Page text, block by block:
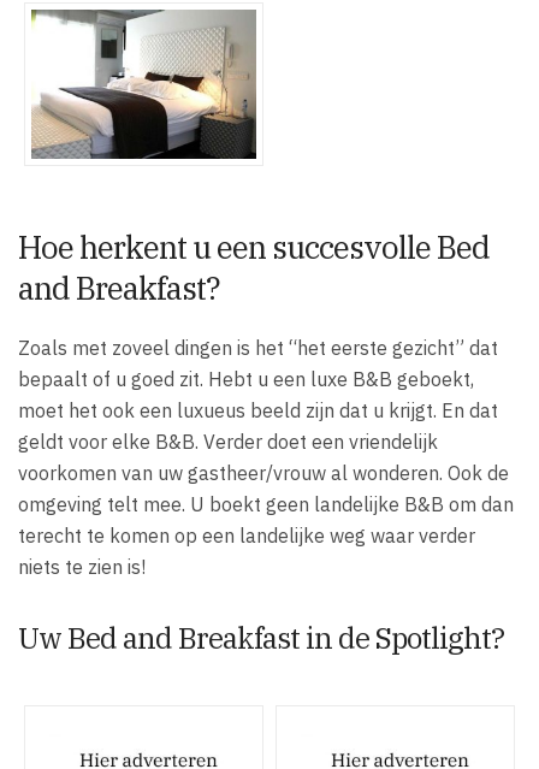
Hoe herkent u een succesvolle Bed
and Breakfast?
Zoals met zoveel dingen is het “het eerste gezicht” dat
bepaalt of u goed zit. Hebt u een luxe B&B geboekt,
moet het ook een luxueus beeld zijn dat u krijgt. En dat
geldt voor elke B&B. Verder doet een vriendelijk
voorkomen van uw gastheer/vrouw al wonderen. Ook de
omgeving telt mee. U boekt geen landelijke B&B om dan
terecht te komen op een landelijke weg waar verder
niets te zien is!
Uw Bed and Breakfast in de Spotlight?